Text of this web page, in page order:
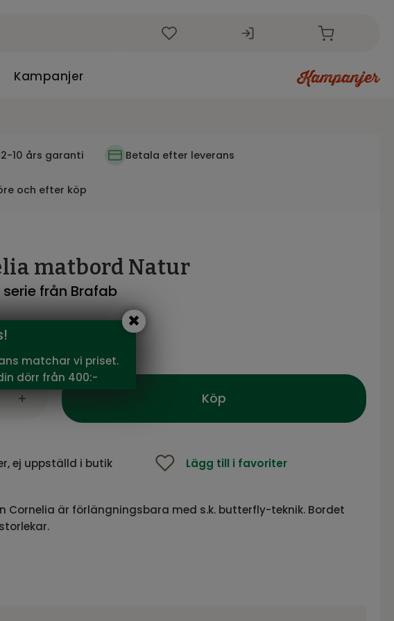
Kampanjer
2-10 års garanti Betala efter leverans
och efter köp
matbord Natur
från Brafab
485
Köp
ej uppställd i butik Lägg till i favoriter
Cornelia är förlängningsbara med s.k. butterfly-teknik. Bordet
matchar vi priset.
dörr från 400:-